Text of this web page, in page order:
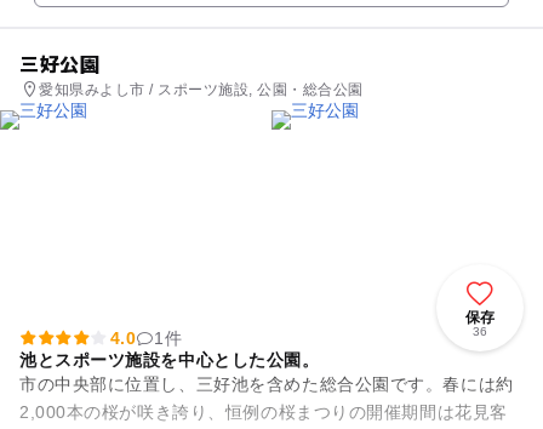
三好公園
愛知県みよし市 / スポーツ施設, 公園・総合公園
保存
36
4.0
1件
池とスポーツ施設を中心とした公園。
市の中央部に位置し、三好池を含めた総合公園です。春には約
2,000本の桜が咲き誇り、恒例の桜まつりの開催期間は花見客